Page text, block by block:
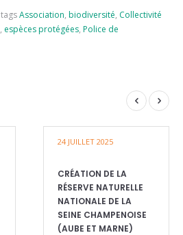
tagsAssociation, biodiversité, Collectivité
, espèces protégées, Police de
24 JUILLET 2025
CRÉATION DE LA
RÉSERVE NATURELLE
NATIONALE DE LA
SEINE CHAMPENOISE
(AUBE ET MARNE)